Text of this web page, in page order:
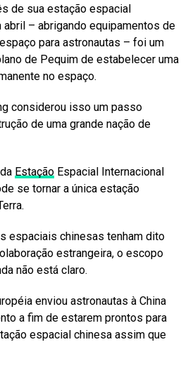
de sua estação espacial
abril – abrigando equipamentos de
para astronautas – foi um
de Pequim de estabelecer uma
no espaço.
considerou isso um passo
de uma grande nação de
EstaçãoEspacial Internacional
se tornar a única estação
espaciais chinesas tenham dito
estrangeira, o escopo
não está claro.
enviou astronautas à China
a fim de estarem prontos para
espacial chinesa assim que